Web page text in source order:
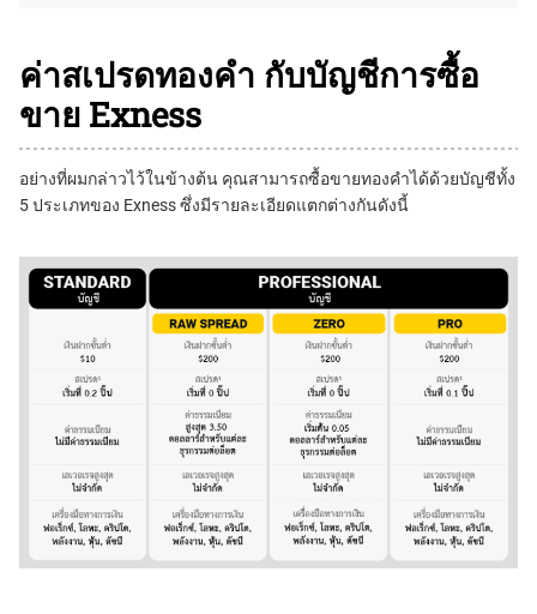
ค่าสเปรดทองคำ กับบัญชีการซื้อ
ขาย Exness
อย่างที่ผมกล่าวไว้ในข้างต้น คุณสามารถซื้อขายทองคำได้ด้วยบัญชีทั้ง
5 ประเภทของ Exness ซึ่งมีรายละเอียดแตกต่างกันดังนี้